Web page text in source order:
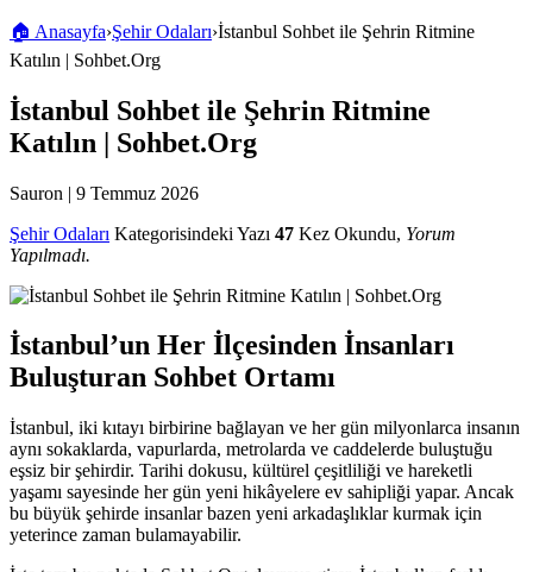
🏠 Anasayfa›Şehir Odaları›İstanbul Sohbet ile Şehrin Ritmine
Katılın | Sohbet.Org
İstanbul Sohbet ile Şehrin Ritmine
Katılın | Sohbet.Org
Sauron | 9 Temmuz 2026
Şehir Odaları Kategorisindeki Yazı 47 Kez Okundu, Yorum
Yapılmadı.
İstanbul’un Her İlçesinden İnsanları
Buluşturan Sohbet Ortamı
İstanbul, iki kıtayı birbirine bağlayan ve her gün milyonlarca insanın
aynı sokaklarda, vapurlarda, metrolarda ve caddelerde buluştuğu
eşsiz bir şehirdir. Tarihi dokusu, kültürel çeşitliliği ve hareketli
yaşamı sayesinde her gün yeni hikâyelere ev sahipliği yapar. Ancak
bu büyük şehirde insanlar bazen yeni arkadaşlıklar kurmak için
yeterince zaman bulamayabilir.